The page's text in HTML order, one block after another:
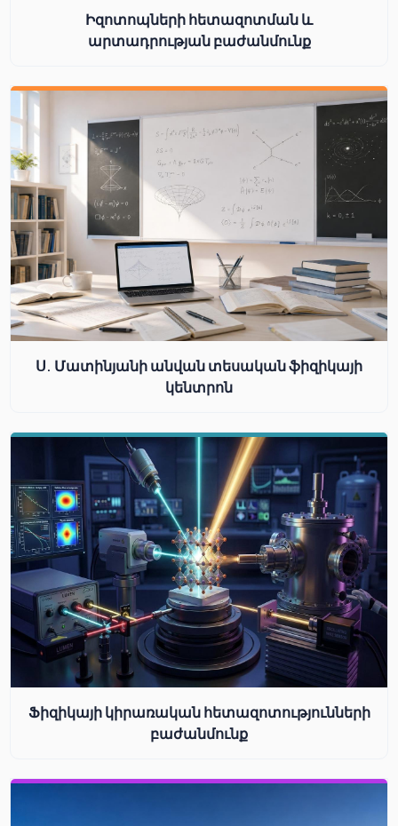
Իզոտոպների հետազոտման և
արտադրության բաժանմունք
Ս. Մատինյանի անվան տեսական ֆիզիկայի
կենտրոն
Ֆիզիկայի կիրառական հետազոտությունների
բաժանմունք